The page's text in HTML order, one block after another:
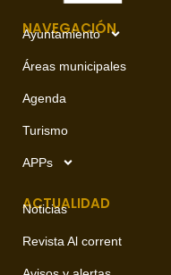
NAVEGACIÓN
Ayuntamiento
Áreas municipales
Agenda
Turismo
APPs
ACTUALIDAD
Noticias
Revista Al corrent